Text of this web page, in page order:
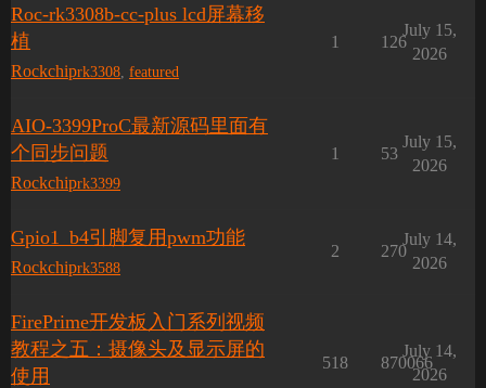
Roc-rk3308b-cc-plus lcd屏幕移
植
Rockchiprk3308 featured
1 126
July 15,
2026
AIO-3399ProC最新源码里面有
个同步问题
Rockchiprk3399
1 53
July 15,
2026
Gpio1_b4引脚复用pwm功能
Rockchiprk3588
2 270
July 14,
2026
FirePrime开发板入门系列视频
教程之五：摄像头及显示屏的
使用
518 870066
July 14,
2026